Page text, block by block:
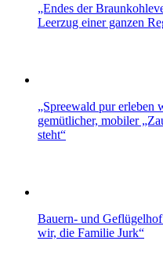
„Endes der
Leerzug einer ganzen
„Spreewald pur erleben
gemütlicher, mobiler
steht“
Bauern- und
wir, die Familie Jurk“